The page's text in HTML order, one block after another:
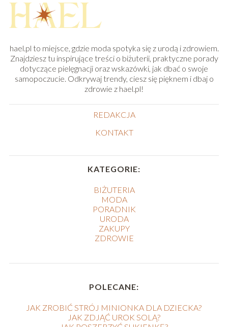
hael.pl to miejsce, gdzie moda spotyka się z urodą i zdrowiem.
Znajdziesz tu inspirujące treści o biżuterii, praktyczne porady
dotyczące pielęgnacji oraz wskazówki, jak dbać o swoje
samopoczucie. Odkrywaj trendy, ciesz się pięknem i dbaj o
zdrowie z hael.pl!
REDAKCJA
KONTAKT
KATEGORIE:
BIŻUTERIA
MODA
PORADNIK
URODA
ZAKUPY
ZDROWIE
POLECANE:
JAK ZROBIĆ STRÓJ MINIONKA DLA DZIECKA?
JAK ZDJĄĆ UROK SOLĄ?